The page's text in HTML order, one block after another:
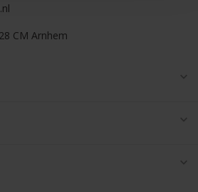
CM Arnhem